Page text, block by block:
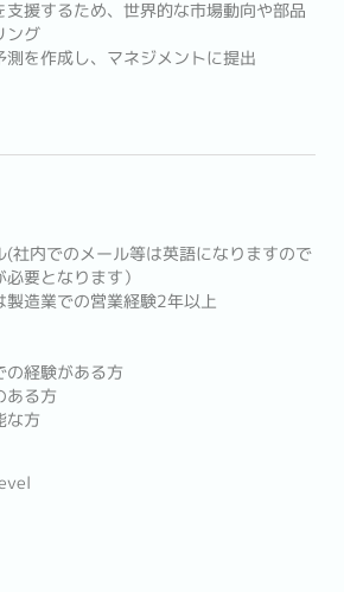
支援するため、世界的な市場動向や部品
ング
測を作成し、マネジメントに提出
(社内でのメール等は英語になりますので
要となります）
製造業での営業経験2年以上
の経験がある方
ある方
な方